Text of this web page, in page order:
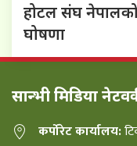
होटल संघ नेपालको
घोषणा
सान्भी मिडिया
कर्पोरेट कार्यालय: